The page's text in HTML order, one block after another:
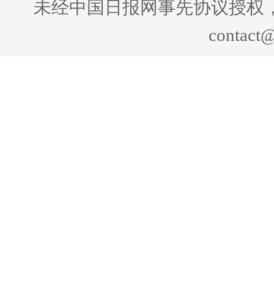
未经中国日报网事先协议授权